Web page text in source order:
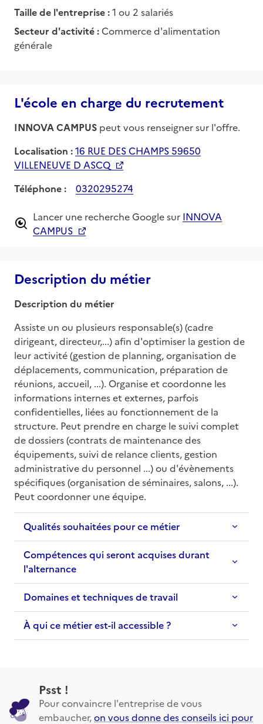
Taille de l'entreprise :1 ou 2 salariés
Secteur d'activité : Commerce d'alimentation
générale
L'école en charge du recrutement
INNOVA CAMPUS peut vous renseigner sur l'offre.
Localisation :16 RUE DES CHAMPS 59650
VILLENEUVE D ASCQ
Téléphone :
0320295274
Lancer une recherche Google sur INNOVA
CAMPUS
Description du métier
Description du métier
Assiste un ou plusieurs responsable(s) (cadre
dirigeant, directeur,...) afin d'optimiser la gestion de
leur activité (gestion de planning, organisation de
déplacements, communication, préparation de
réunions, accueil, ...). Organise et coordonne les
informations internes et externes, parfois
confidentielles, liées au fonctionnement de la
structure. Peut prendre en charge le suivi complet
de dossiers (contrats de maintenance des
équipements, suivi de relance clients, gestion
administrative du personnel ...) ou d'évènements
spécifiques (organisation de séminaires, salons, ...).
Peut coordonner une équipe.
Qualités souhaitées pour ce métier
Compétences qui seront acquises durant
l'alternance
Domaines et techniques de travail
À qui ce métier est-il accessible ?
Psst !
Pour convaincre l'entreprise de vous
embaucher,on vous donne des conseils ici pour